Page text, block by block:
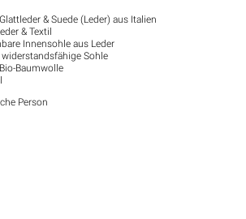
& Suede (Leder) aus Italien
& Textil
Innensohle aus Leder
Sohle
Baumwolle
Person